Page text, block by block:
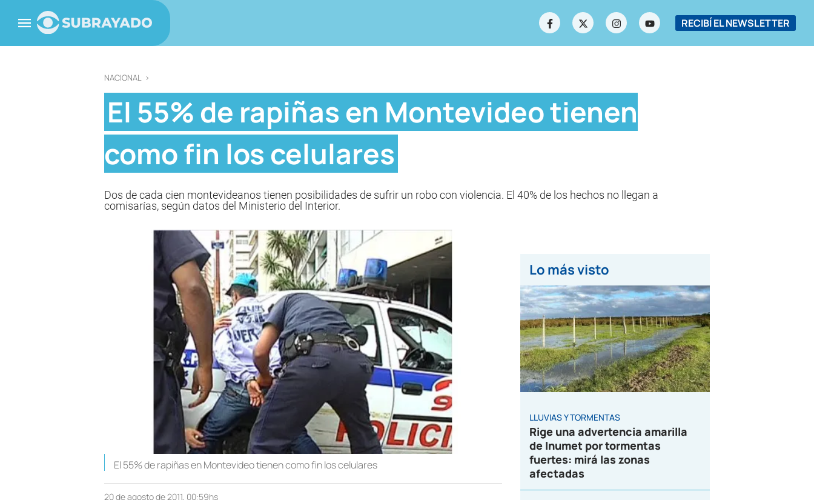
RECIBÍ EL NEWSLETTER
NACIONAL >
El 55% de rapiñas en Montevideo tienen
como fin los celulares
Dos de cada cien montevideanos tienen posibilidades de sufrir un robo con violencia. El 40% de los hechos no llegan a
comisarías, según datos del Ministerio del Interior.
El 55% de rapiñas en Montevideo tienen como fin los celulares
20 de agosto de 2011, 00:59hs
Lo más visto
LLUVIAS Y TORMENTAS
Rige una advertencia amarilla
de Inumet por tormentas
fuertes: mirá las zonas
afectadas